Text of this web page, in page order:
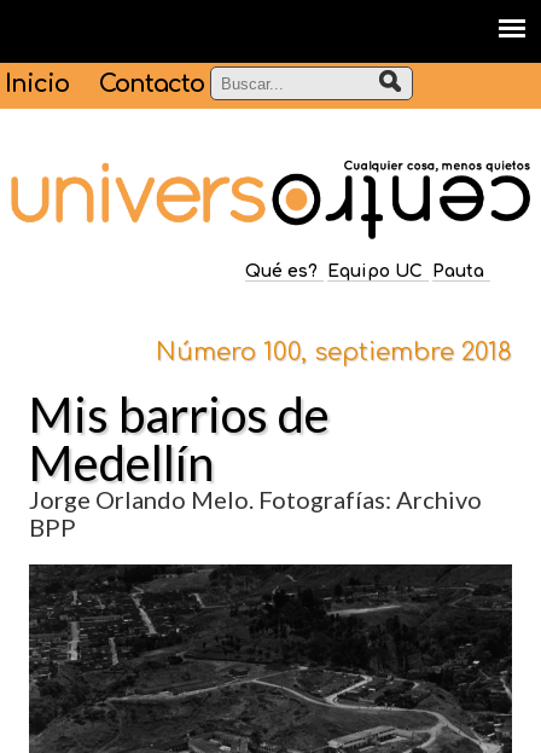
Inicio Contacto
Qué es? Equipo UC Pauta
Número 100, septiembre 2018
Mis barrios de
Medellín
Jorge Orlando Melo. Fotografías: Archivo
BPP